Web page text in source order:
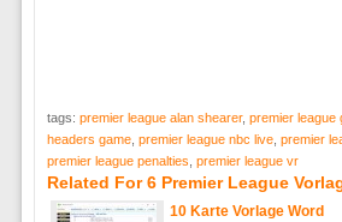
tags: premier league alan shearer, premier league
headers game, premier league nbc live, premier
premier league penalties premier league vr
Related For 6 Premier League
10 Karte Vorlage Word